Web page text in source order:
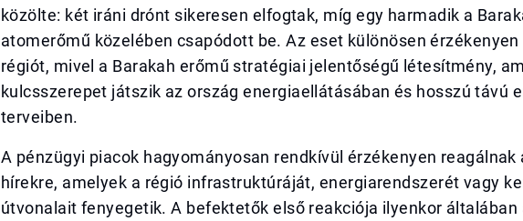
közölte: két iráni drónt sikeresen elfogtak, míg egy harmadik a
atomerőmű közelében csapódott be. Az eset különösen érzékenyen
régiót, mivel a Barakah erőmű stratégiai jelentőségű létesítmény,
kulcsszerepet játszik az ország energiaellátásában és hosszú távú
terveiben.
A pénzügyi piacok hagyományosan rendkívül érzékenyen reagálnak
hírekre, amelyek a régió infrastruktúráját, energiarendszerét vagy
útvonalait fenyegetik. A befektetők első reakciója ilyenkor általában